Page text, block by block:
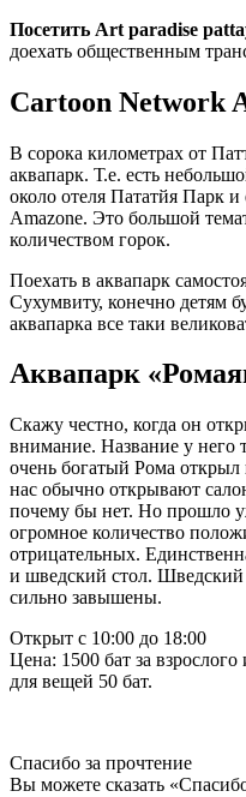
Посетить Art paradise
доехать общественным
Cartoon Network
В сорока километрах от
аквапарк. Т.е. есть
около отеля Пататйя Парк
Amazone. Это большой
количеством горок.
Поехать в аквапарк
Сухумвиту, конечно детям
аквапарка все таки
Аквапарк
Скажу честно, когда он
внимание. Название у него
очень богатый Рома
нас обычно открывают
почему бы нет. Но прошло
огромное количество
отрицательных.
и шведский стол. Шведский
сильно завышены.
Открыт с 10:00 до 18:00
Цена: 1500 бат за
для вещей 50 бат.
Спасибо за прочтение
Вы можете сказать